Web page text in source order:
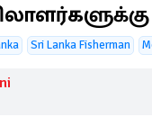
Sri Lanka Fisherman